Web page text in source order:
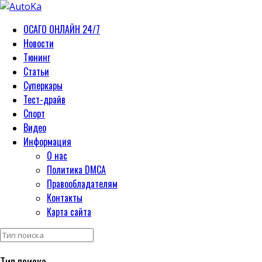
ОСАГО ОНЛАЙН 24/7
Новости
Тюнинг
Статьи
Суперкары
Тест-драйв
Спорт
Видео
Информация
О нас
Политика DMCA
Правообладателям
Контакты
Карта сайта